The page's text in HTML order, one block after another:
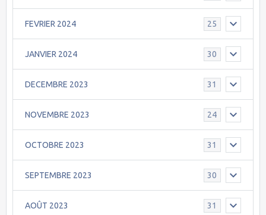
FEVRIER 2024 25
JANVIER 2024 30
DECEMBRE 2023 31
NOVEMBRE 2023 24
OCTOBRE 2023 31
SEPTEMBRE 2023 30
AOÛT 2023 31